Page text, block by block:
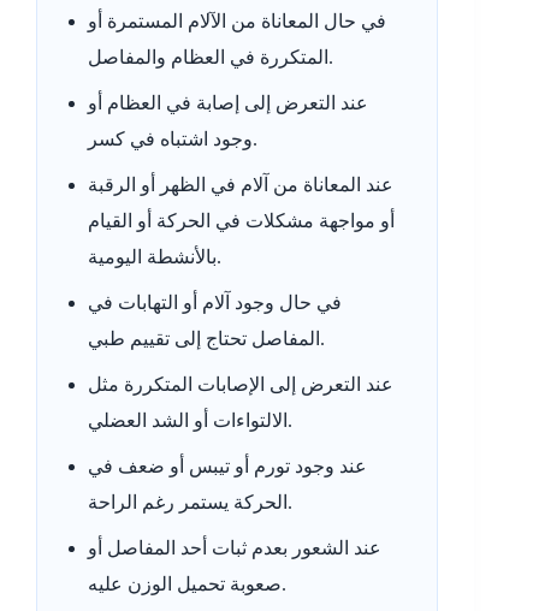
في حال المعاناة من الآلام المستمرة أو
المتكررة في العظام والمفاصل.
عند التعرض إلى إصابة في العظام أو
وجود اشتباه في كسر.
عند المعاناة من آلام في الظهر أو الرقبة
أو مواجهة مشكلات في الحركة أو القيام
بالأنشطة اليومية.
في حال وجود آلام أو التهابات في
المفاصل تحتاج إلى تقييم طبي.
عند التعرض إلى الإصابات المتكررة مثل
الالتواءات أو الشد العضلي.
عند وجود تورم أو تيبس أو ضعف في
الحركة يستمر رغم الراحة.
عند الشعور بعدم ثبات أحد المفاصل أو
صعوبة تحميل الوزن عليه.